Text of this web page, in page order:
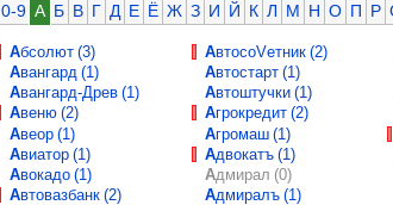
0-9 А Б В Г Д Е Ё Ж З И Й К Л М Н О П Р
Абсолют (3)
Авангард (1)
Авангард-Древ (1)
Авеню (2)
Авеор (1)
Авиатор (1)
Авокадо (1)
Автовазбанк (2)
АвтосоVетник (2)
Автостарт (1)
Автоштучки (1)
Агрокредит (2)
Агромаш (1)
Адвокатъ (1)
Адмирал (0)
Адмиралъ (1)